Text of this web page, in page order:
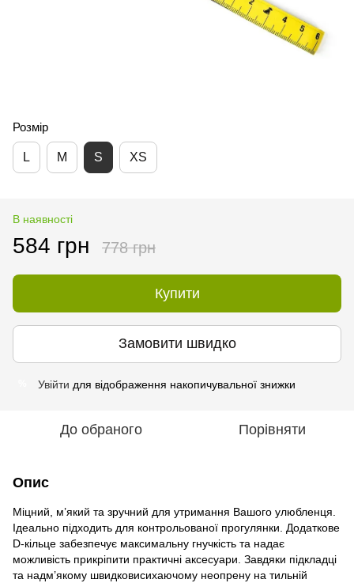
Розмір
L M S XS
В наявності
584 грн 778 грн
Купити
Замовити швидко
Увійти для відображення накопичувальної знижки
До обраного Порівняти
Опис
Міцний, м’який та зручний для утримання Вашого улюбленця.
Ідеально підходить для контрольованої прогулянки. Додаткове
D-кільце забезпечує максимальну гнучкість та надає
можливість прикріпити практичні аксесуари. Завдяки підкладці
та надм’якому швидковисихаючому неопрену на тильній